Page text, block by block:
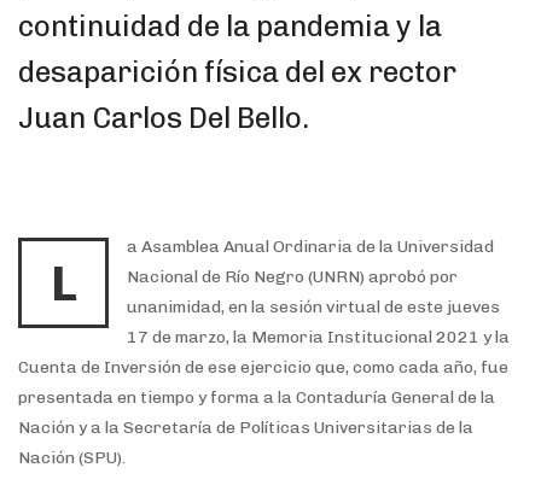
continuidad de la pandemia y la
desaparición física del ex rector
Juan Carlos Del Bello.
L
a Asamblea Anual Ordinaria de la Universidad
Nacional de Río Negro (UNRN) aprobó por
unanimidad, en la sesión virtual de este jueves
17 de marzo, la Memoria Institucional 2021 y la
Cuenta de Inversión de ese ejercicio que, como cada año, fue
presentada en tiempo y forma a la Contaduría General de la
Nación y a la Secretaría de Políticas Universitarias de la
Nación (SPU).